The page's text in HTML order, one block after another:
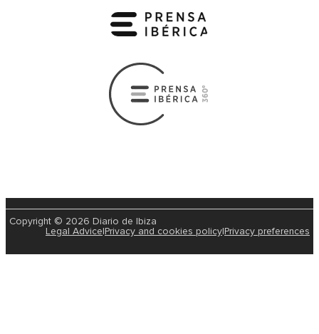
Copyright © 2026 Diario de Ibiza
Legal Advice|Privacy and cookies policy|Privacy preferences